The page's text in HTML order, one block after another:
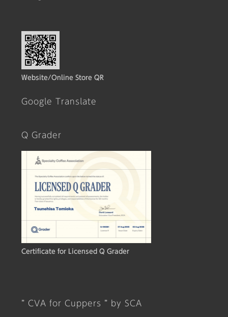
Website/Online Store QR
Google Translate
Q Grader
Certificate for Licensed Q Grader
” CVA for Cuppers ” by SCA